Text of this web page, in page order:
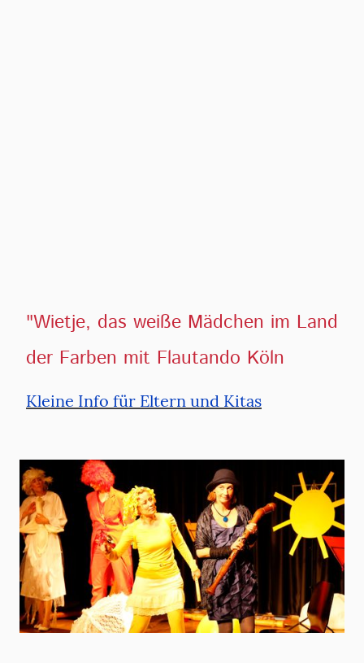
"Wietje, das weiße Mädchen im Land
der Farben mit Flautando Köln
Kleine Info für Eltern und Kitas